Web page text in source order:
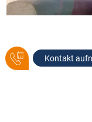
Kontakt